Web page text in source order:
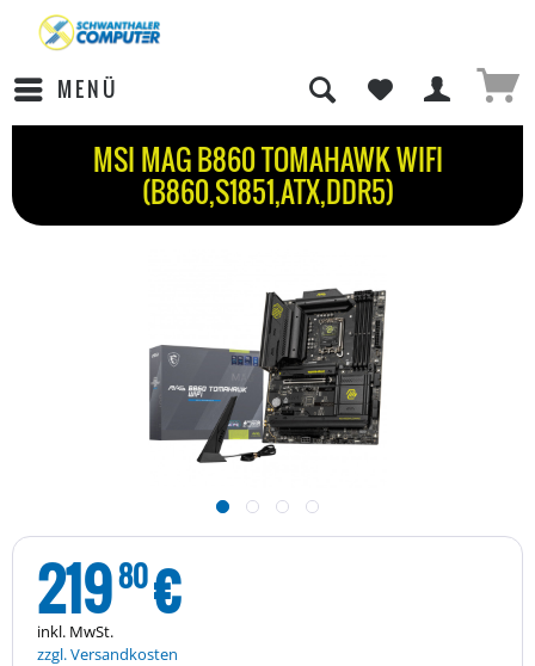
MENÜ
MSI MAG B860 TOMAHAWK WIFI
(B860,S1851,ATX,DDR5)
21980€
inkl. MwSt.
zzgl. Versandkosten